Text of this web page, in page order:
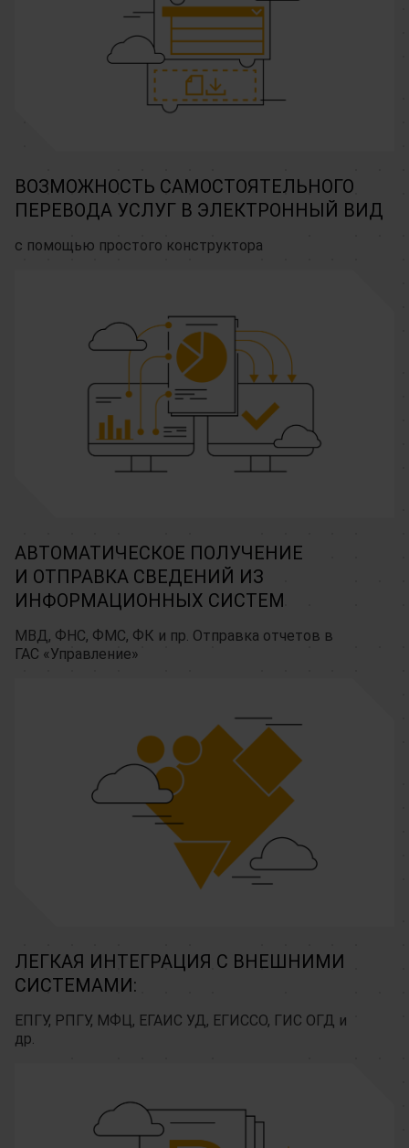
ВОЗМОЖНОСТЬ САМОСТОЯТЕЛЬНОГО
ПЕРЕВОДА УСЛУГ В ЭЛЕКТРОННЫЙ ВИД
с помощью простого конструктора
АВТОМАТИЧЕСКОЕ ПОЛУЧЕНИЕ
И ОТПРАВКА СВЕДЕНИЙ ИЗ
ИНФОРМАЦИОННЫХ СИСТЕМ
МВД, ФНС, ФМС, ФК и пр. Отправка отчетов в
ГАС «Управление»
ЛЕГКАЯ ИНТЕГРАЦИЯ С ВНЕШНИМИ
СИСТЕМАМИ:
ЕПГУ, РПГУ, МФЦ, ЕГАИС УД, ЕГИССО, ГИС ОГД и
др.